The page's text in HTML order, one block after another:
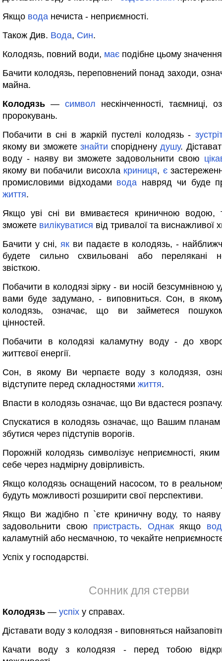
Якщо вода нечиста - неприємності.
Також Див. Вода, Син.
Колодязь, повний води, має подібне цьому
Бачити колодязь, переповнений понад заходи,
майна.
Колодязь — символ нескінченності, таємниці,
пророкувань.
Побачити в сні в жаркій пустелі колодязь -
якому ви зможете знайти спорідненудушу.
воду - наяву ви зможете задовольнити свою
якому ви побачили висохла криниця, є
промисловими відходами вода навряд чи буде
життя.
Якщо уві сні ви вмиваєтеся криничною водою,
зможете вилікуватися від тривалої та виснажливої
Бачити у сні, як ви падаєте в колодязь, -
будете сильно схвильовані або перелякані
звісткою.
Побачити в колодязі зірку - ви носій безсумнівною
вами буде задумано, - виповниться. Сон, в
колодязь, означає, що ви займетеся
цінностей.
Побачити в колодязі каламутну воду - до
життєвої енергії.
Сон, в якому Ви черпаєте воду з колодязя,
відступите перед складностями життя.
Впасти в колодязь означає, що Ви вдастеся
Спускатися в колодязь означає, що Вашим планам
збутися через підступів ворогів.
Порожній колодязь символізує неприємності,
себе через надмірну довірливість.
Якщо колодязь оснащений насосом, то в
будуть можливості розширити свої перспективи.
Якщо Ви жадібно п `єте криничну воду, то
задовольнити свою пристрасть. Однакякщо
каламутній або несмачною, то чекайте
Успіх у господарстві.
Сонник для стерви
Колодязь — успіх у справах.
Діставати воду з колодязя - виповняться
Качати воду з колодязя - перед тобою